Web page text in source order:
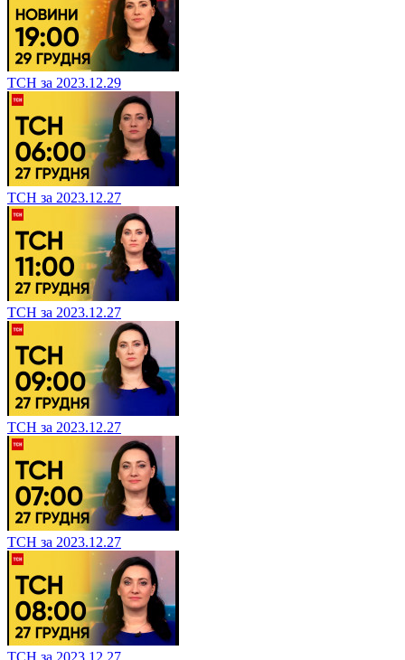
ТСН за 2023.12.29
ТСН за 2023.12.27
ТСН за 2023.12.27
ТСН за 2023.12.27
ТСН за 2023.12.27
ТСН за 2023.12.27